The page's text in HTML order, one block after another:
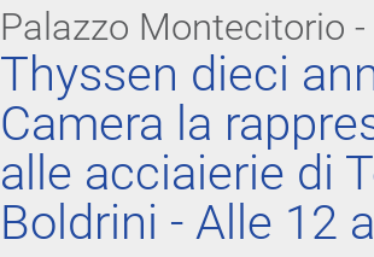
Palazzo Montecitorio
Thyssen dieci
Camera la
alle acciaierie di
Boldrini - Alle 12